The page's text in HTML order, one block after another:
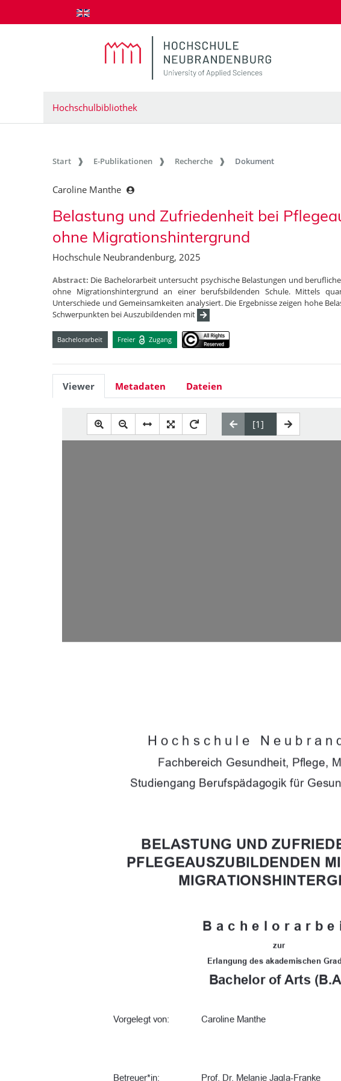
zum Inhalt springen
Hochschulbibliothek
Start E-Publikationen Recherche Dokument
Caroline Manthe
Belastung und Zufriedenheit bei
ohne Migrationshintergrund
Hochschule Neubrandenburg, 2025
Abstract: Die Bachelorarbeit untersucht psychische Belastungen und
ohne Migrationshintergrund an einer berufsbildenden Schule. Mittels
Unterschiede und Gemeinsamkeiten analysiert. Die Ergebnisse zeigen hohe
Schwerpunkten bei Auszubildenden mit
Bachelorarbeit Freier Zugang
Viewer Metadaten Dateien
Hochschule
Fachbereich Gesundheit, Pflege,
Studiengang Berufspädagogik für
BELASTUNG UND
PFLEGEAUSZUBILDENDEN
zur
Erlangung des akademischen
Bachelor of Arts
Vorgelegt von: Caroline Manthe
Betreuer*in: Prof. Dr. Melanie Jagla-Franke